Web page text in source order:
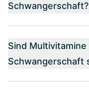
Schwangerschaft?
Sind
Schwangerschaft